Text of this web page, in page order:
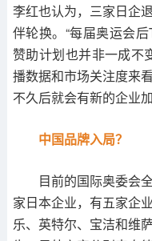
李红也认为，三家日企
伴轮换。“每届奥运会
赞助计划也并非一成不
播数据和市场关注度来
不久后就会有新的企业
中国品牌入局？
目前的国际奥委会
家日本企业，有五家企
乐、英特尔、宝洁和维